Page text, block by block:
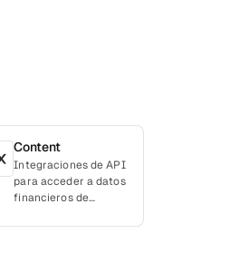
Content
Integraciones de API
para acceder a datos
financieros de